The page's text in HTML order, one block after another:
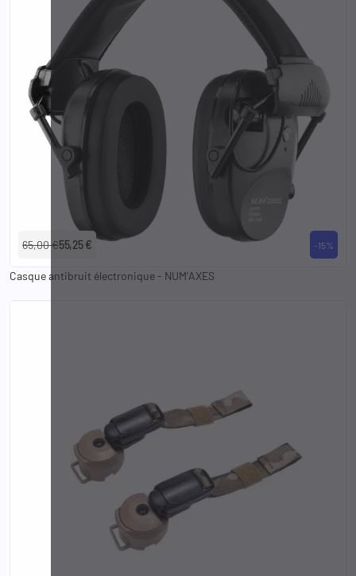
65,00 €55,25 € -15%
Casque antibruit électronique - NUM'AXES